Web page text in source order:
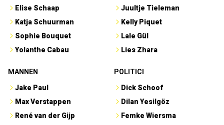
Elise Schaap
Katja Schuurman
Sophie Bouquet
Yolanthe Cabau
Juultje Tieleman
Kelly Piquet
Lale Gül
Lies Zhara
MANNEN
Jake Paul
Max Verstappen
René van der Gijp
POLITICI
Dick Schoof
Dilan Yesilgöz
Femke Wiersma